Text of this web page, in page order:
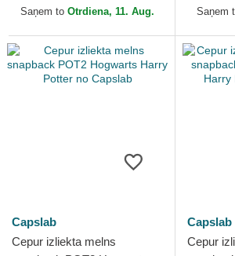
Capslab
Saņem to Otrdiena, 11. Aug. Saņem
Capslab
Cepur izliekta melns
Capslab
Cepur